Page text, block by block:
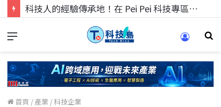
科技人找工作，就到TECH+ 科技專區!
首頁 / 產業 /科技企業